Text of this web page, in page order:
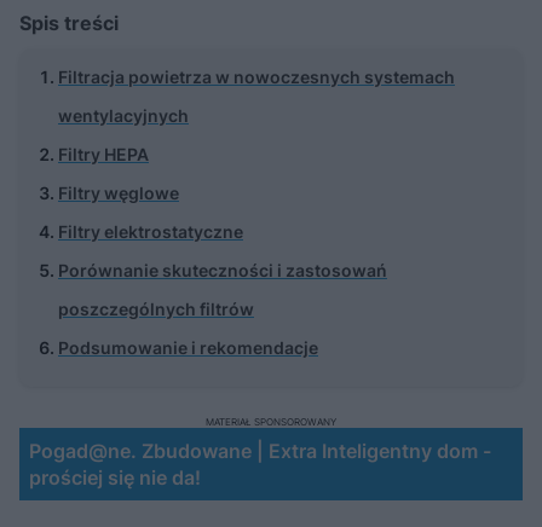
Spis treści
Filtracja powietrza w nowoczesnych systemach
wentylacyjnych
Filtry HEPA
Filtry węglowe
Filtry elektrostatyczne
Porównanie skuteczności i zastosowań
poszczególnych filtrów
Podsumowanie i rekomendacje
Pogad@ne. Zbudowane | Extra Inteligentny dom -
prościej się nie da!
MATERIAŁ SPONSOROWANY